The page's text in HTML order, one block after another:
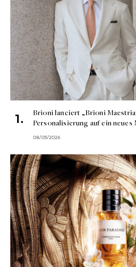
Brioni lanciert „Brioni
Personalisierung auf ein neues
08/05/2026